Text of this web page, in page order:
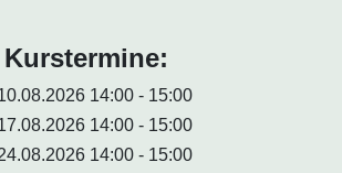
Kurstermine:
14:00 - 15:00
14:00 - 15:00
14:00 - 15:00